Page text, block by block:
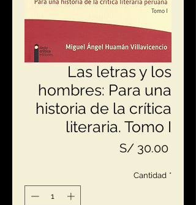
Las letras y los
hombres: Para una
historia de la crítica
literaria. Tomo I
S/ 30.00Precio
Cantidad *